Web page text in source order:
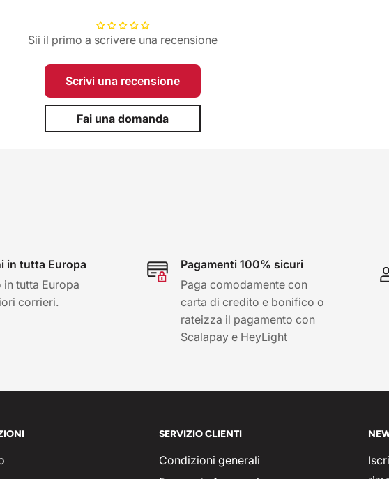
Sii il primo a scrivere una recensione
Scrivi una recensione
Fai una domanda
in tutta Europa
in tutta Europa
corrieri.
Pagamenti 100% sicuri
Paga comodamente con
carta di credito e bonifico o
rateizza il pagamento con
Scalapay e HeyLight
SERVIZIO CLIENTI
Condizioni generali